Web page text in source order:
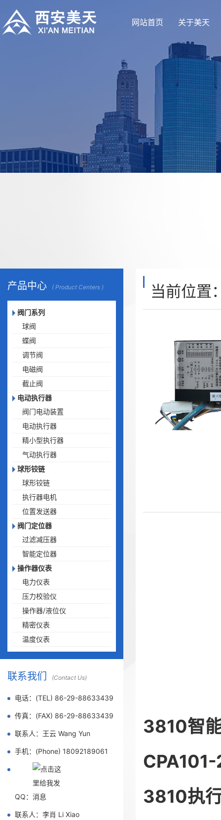
网站首页 关于美天
产品中心 ( Product Centers )
阀门系列
球阀
蝶阀
调节阀
电磁阀
截止阀
电动执行器
阀门电动装置
电动执行器
精小型执行器
气动执行器
球形铰链
球形铰链
执行器电机
位置发送器
阀门定位器
过滤减压器
智能定位器
操作器仪表
电力仪表
压力校验仪
操作器/液位仪
精密仪表
温度仪表
联系我们 (Contact Us)
电话：(TEL) 86-29-88633439
传真：(FAX) 86-29-88633439
联系人：王云 Wang Yun
手机：(Phone) 18092189061
QQ：
联系人：李肖 Li Xiao
当前位置
3810智
3810执